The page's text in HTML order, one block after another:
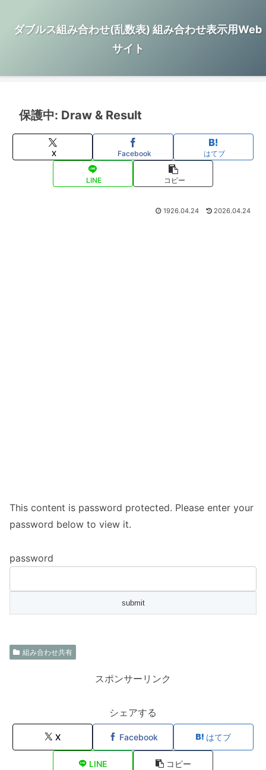
ダブルス組み合わせ(乱数表) 組み合わせ表示用Web
サイト
保護中: Draw & Result
X Facebook はてブ
LINE コピー
1926.04.24 2026.04.24
This content is password protected. Please enter your
password below to view it.
password
組み合わせ共有
スポンサーリンク
シェアする
X Facebook はてブ
LINE コピー